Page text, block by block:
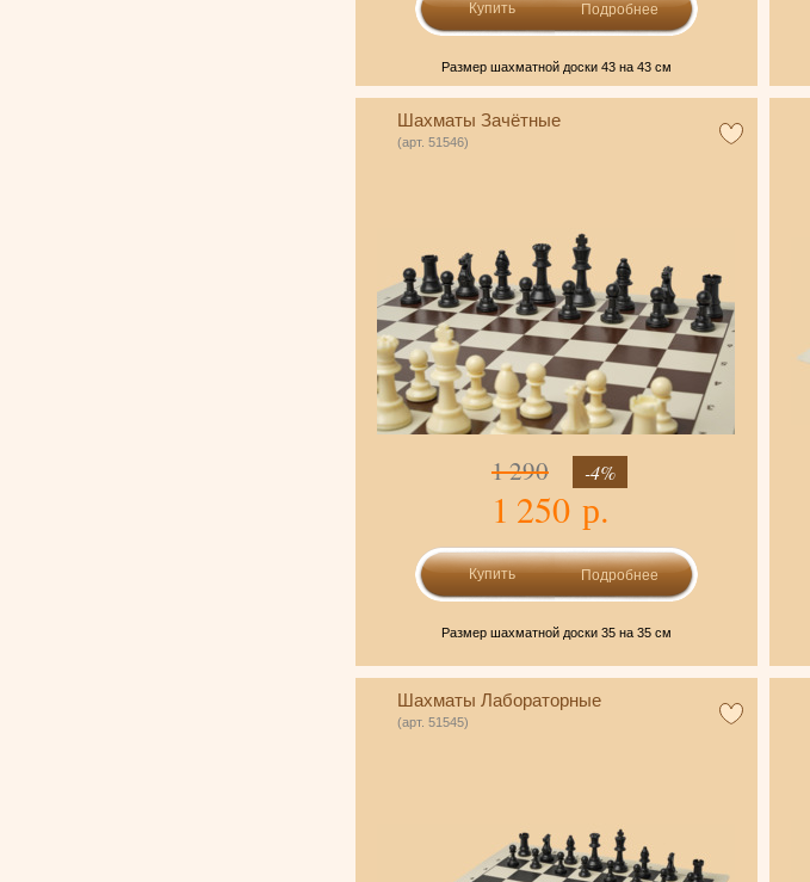
Подробнее
Размер шахматной доски 43 на 43 см
Шахматы Зачётные
(арт. 51546)
1 290 -4%
1 250 р.
Подробнее
Размер шахматной доски 35 на 35 см
Шахматы Лабораторные
(арт. 51545)